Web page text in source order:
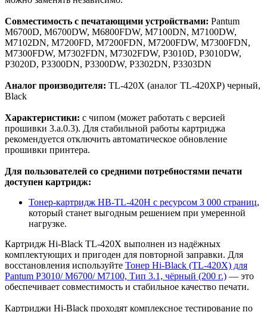
Совместимость с печатающими устройствами: Pantum
M6700D, M6700DW, M6800FDW, M7100DN, M7100DW,
M7102DN, M7200FD, M7200FDN, M7200FDW, M7300FDN,
M7300FDW, M7302FDN, M7302FDW, P3010D, P3010DW,
P3020D, P3300DN, P3300DW, P3302DN, P3303DN
Аналог производителя: TL-420X (аналог TL-420XP) черный,
Black
Характеристики: с чипом (может работать с версией
прошивки 3.a.0.3). Для стабильной работы картриджа
рекомендуется отключить автоматическое обновление
прошивки принтера.
Для пользователей со средними потребностями печати
доступен картридж:
Тонер-картридж HB-TL-420H с ресурсом 3 000 страниц,
который станет выгодным решением при умеренной
нагрузке.
Картридж Hi-Black TL-420X выполнен из надёжных
комплектующих и пригоден для повторной заправки. Для
восстановления используйте Тонер Hi-Black (TL-420X) для
Pantum P3010/ M6700/ M7100, Тип 3.1, чёрный (200 г.) — это
обеспечивает совместимость и стабильное качество печати.
Картриджи Hi-Black проходят комплексное тестирование по